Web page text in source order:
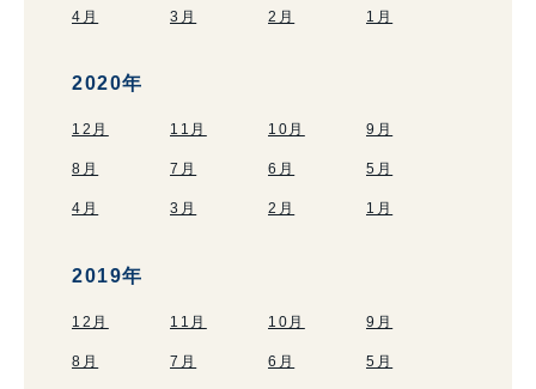
4月 3月 2月 1月
2020年
12月 11月 10月 9月
8月 7月 6月 5月
4月 3月 2月 1月
2019年
12月 11月 10月 9月
8月 7月 6月 5月